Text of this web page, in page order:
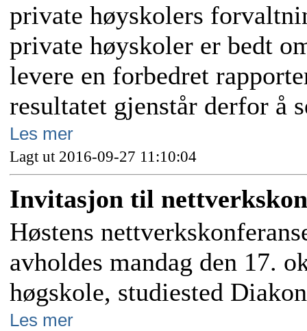
private høyskolers
private høyskoler er bedt
levere en forbedret
resultatet gjenstår derfor å
Les mer
Lagt ut 2016-09-27 11:10:04
Invitasjon til
Høstens
avholdes mandag den 17.
høgskole, studiested
Les mer